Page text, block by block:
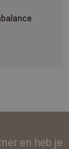
en heb je